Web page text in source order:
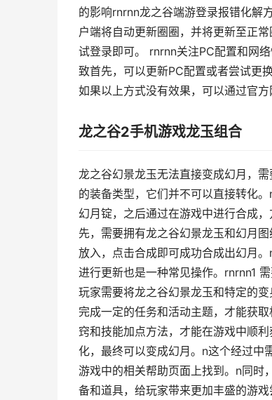
的影响rnrnn龙之谷端游登录报错化解
户端将自动更新圈圈，并将更新至正
试登录即可。 rnrnn关注PC配置和网
致首先，可以更新PC配置或者尝试更
如果以上方式没有效果，可以通过官
龙之谷2手机游戏龙玉组合
龙之谷幻景龙玉无法直接变成幻月，
的装备类型，它们并不可以直接转化
幻月锭，之后通过在游戏中进行合成
先，需要拥有龙之谷幻景龙玉和幻月
放入，点击合成即可成功合成出幻月
进行更新也是一种常见操作。rnrnn1
玩家需要将龙之谷幻景龙玉和特定的
完成一定的任务和活动主题，才能获
窍和技能加点方法，才能在游戏中顺
化，最终可以变成幻月。n这个经过中
游戏中的相关帮助页面上找到。n同时
备和道具，给玩家带来更加丰盛的游